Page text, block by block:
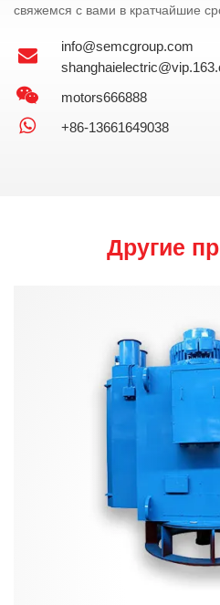
свяжемся с вами в кратчайшие
info@semcgroup.com
motors666888
+86-13661649038
Другие